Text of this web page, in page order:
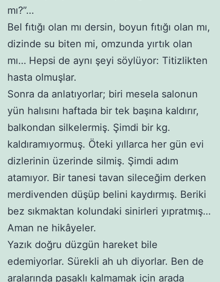
mı?”…
Bel fıtığı olan mı dersin, boyun fıtığı olan mı,
dizinde su biten mi, omzunda yırtık olan
mı… Hepsi de aynı şeyi söylüyor: Titizlikten
hasta olmuşlar.
Sonra da anlatıyorlar; biri mesela salonun
yün halısını haftada bir tek başına kaldırır,
balkondan silkelermiş. Şimdi bir kg.
kaldıramıyormuş. Öteki yıllarca her gün evi
dizlerinin üzerinde silmiş. Şimdi adım
atamıyor. Bir tanesi tavan sileceğim derken
merdivenden düşüp belini kaydırmış. Beriki
bez sıkmaktan kolundaki sinirleri yıpratmış…
Aman ne hikâyeler.
Yazık doğru düzgün hareket bile
edemiyorlar. Sürekli ah uh diyorlar. Ben de
aralarında pasaklı kalmamak için arada